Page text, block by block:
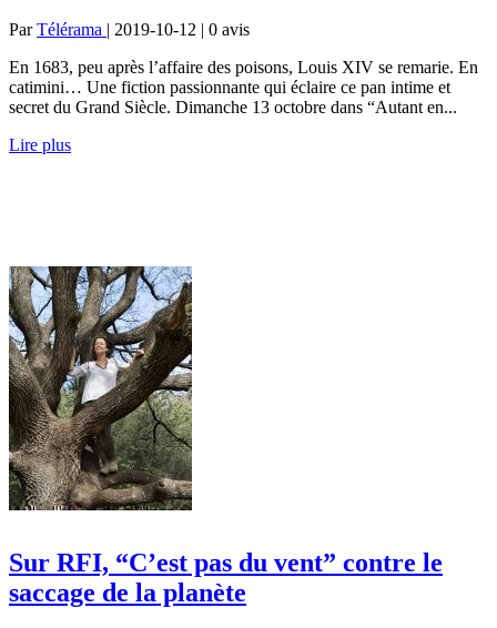
ParTélérama | 2019-10-12 | 0 avis
En 1683, peu après l’affaire des poisons, Louis XIV se remarie. En
catimini… Une fiction passionnante qui éclaire ce pan intime et
secret du Grand Siècle. Dimanche 13 octobre dans “Autant en...
Lire plus
Sur RFI, “C’est pas du vent” contre le
saccage de la planète